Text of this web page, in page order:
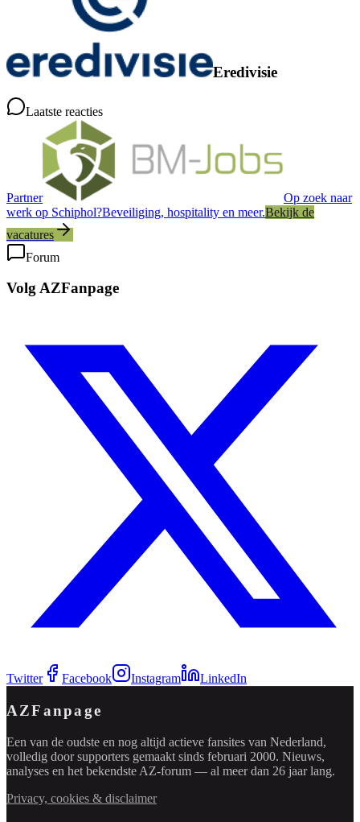
Eredivisie
Laatste reacties
Partner
Op zoek naar
werk op Schiphol?Beveiliging, hospitality en meer.Bekijk de
vacatures
Forum
Volg AZFanpage
Twitter Facebook Instagram LinkedIn
AZFanpage
Een van de oudste en nog altijd actieve fansites van Nederland,
volledig door supporters gemaakt sinds februari 2000. Nieuws,
analyses en het bekendste AZ-forum — al meer dan 26 jaar lang.
Privacy, cookies & disclaimer